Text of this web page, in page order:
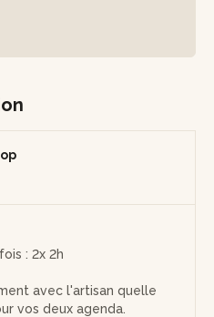
des jours définis dans
date de la première séance.
directement avec
la suite de l’atelier aura
du premier jour réservé.
: 2x 2h
avec l'artisan quelle
vos deux agenda.